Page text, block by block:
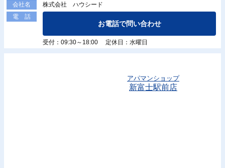
会社名
株式会社 ハウシード
電 話
お電話で問い合わせ
受付：09:30～18:00 定休日：水曜日
アパマンショップ
新富士駅前店